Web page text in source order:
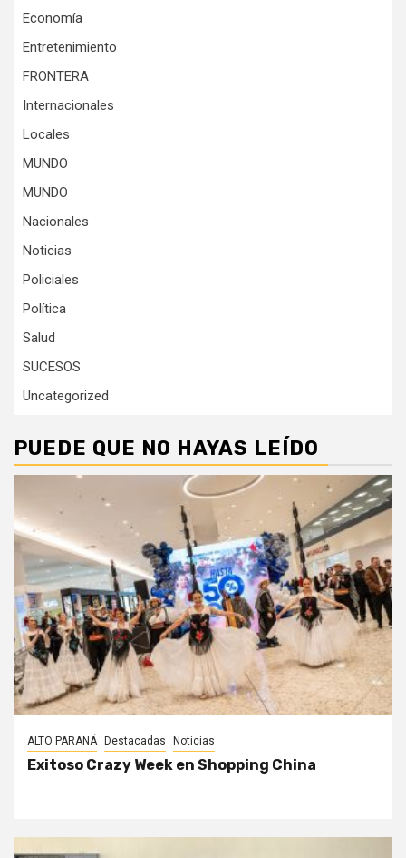
Economía
Entretenimiento
FRONTERA
Internacionales
Locales
MUNDO
MUNDO
Nacionales
Noticias
Policiales
Política
Salud
SUCESOS
Uncategorized
PUEDE QUE NO HAYAS LEÍDO
ALTO PARANÁ Destacadas Noticias
Exitoso Crazy Week en Shopping China